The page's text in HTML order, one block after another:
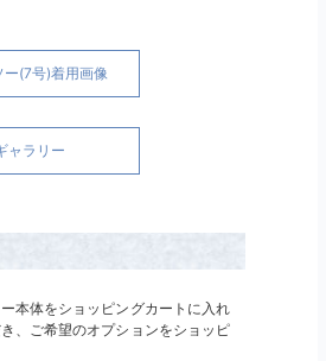
(7号)着用画像
ャラリー
本体をショッピングカートに入れ
、ご希望のオプションをショッピ